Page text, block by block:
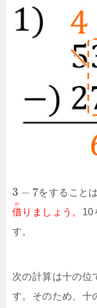
3 − 7をすること
借
か
りましょう。 10
す。
次の計算は十の位
す。そのため、十